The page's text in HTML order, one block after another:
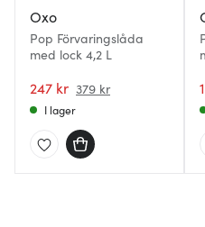
Oxo
Pop Förvaringslåda
med lock 4,2 L
247 kr 379 kr
I lager